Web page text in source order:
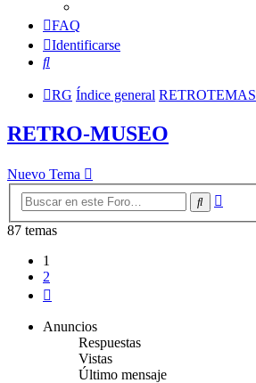
FAQ
Identificarse
Buscar
RG Índice general RETROTEMAS
RETRO-MUSEO
Nuevo Tema
Buscar
87 temas
1
2
Anuncios
Respuestas
Vistas
Último mensaje